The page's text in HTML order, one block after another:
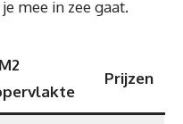
mee in zee gaat.
M2
Prijzen